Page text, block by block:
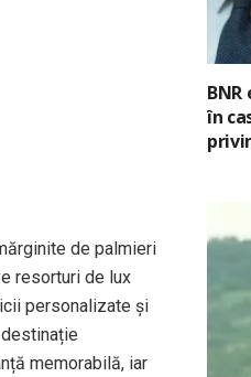
de palmieri
resorturi de lux
personalizate și
memorabilă, iar
în